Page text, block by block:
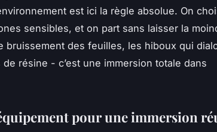
est ici la règle absolue. On
sensibles, et on part sans laisser la
bruissement des feuilles, les hiboux qui
de résine - c’est une immersion totale dans
pour une immersion